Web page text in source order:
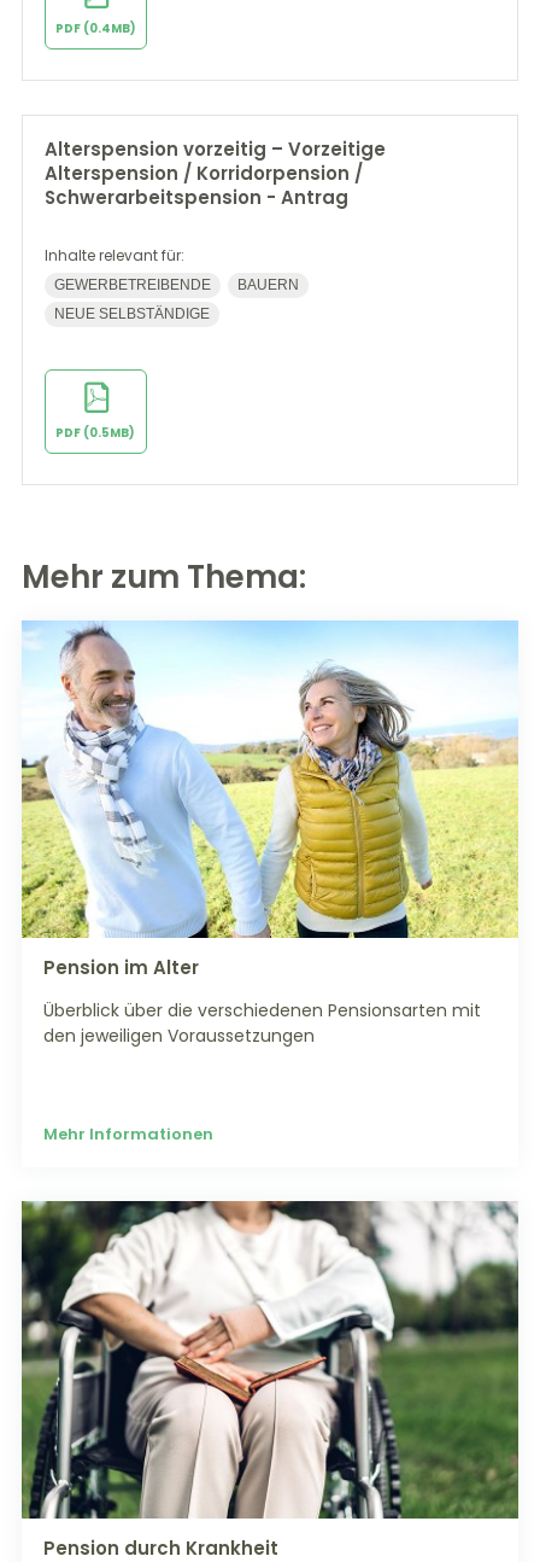
PDF (0.4MB)
Alterspension vorzeitig – Vorzeitige
Alterspension / Korridorpension /
Schwerarbeitspension - Antrag
Inhalte relevant für:
GEWERBETREIBENDE
BAUERN
NEUE SELBSTÄNDIGE
PDF (0.5MB)
Mehr zum Thema:
Pension im Alter
Überblick über die verschiedenen Pensionsarten mit
den jeweiligen Voraussetzungen
Mehr Informationen
Pension durch Krankheit